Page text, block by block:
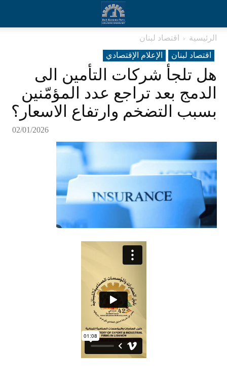
الرئيسية
اقتصاد لبنان
اقتصاد لبنان
الإعلام الإقتصادي
هل تلجأ شركات التأمين الى
الدمج بعد تراجع عدد المؤمّنين
بسبب التضخم وارتفاع الاسعار؟
02/01/2026